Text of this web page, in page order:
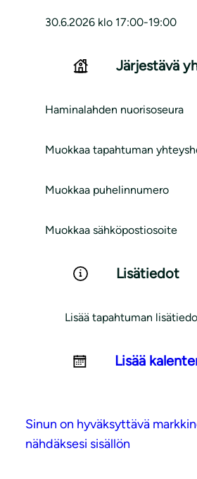
30.6.2026 klo 17:00-19:00
Järjestävä
Haminalahden nuorisoseura
Muokkaa tapahtuman
Muokkaa puhelinnumero
Muokkaa sähköpostiosoite
Lisätiedot
Lisää tapahtuman
Lisää
Sinun on hyväksyttävä
nähdäksesi sisällön